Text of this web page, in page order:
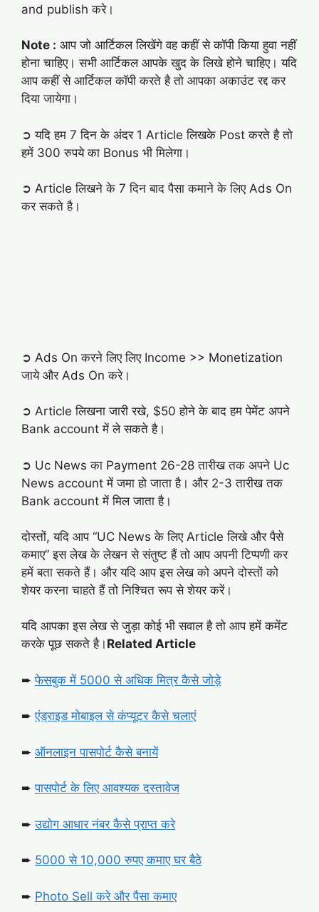
and publish करे।
Note : आप जो आर्टिकल लिखेंगे वह कहीं से कॉपी किया हुवा नहीं
होना चाहिए। सभी आर्टिकल आपके खुद के लिखे होने चाहिए। यदि
आप कहीं से आर्टिकल कॉपी करते है तो आपका अकाउंट रद्द कर
दिया जायेगा।
➲ यदि हम 7 दिन के अंदर 1 Article लिखके Post करते है तो
हमें 300 रुपये का Bonus भी मिलेगा।
➲ Article लिखने के 7 दिन बाद पैसा कमाने के लिए Ads On
कर सकते है।
➲ Ads On करने लिए लिए Income >> Monetization
जाये और Ads On करे।
➲ Article लिखना जारी रखे, $50 होने के बाद हम पेमेंट अपने
Bank account में ले सकते है।
➲ Uc News का Payment 26-28 तारीख तक अपने Uc
News account में जमा हो जाता है। और 2-3 तारीख तक
Bank account में मिल जाता है।
दोस्तों, यदि आप “UC News के लिए Article लिखे और पैसे
कमाए” इस लेख के लेखन से संतुष्ट हैं तो आप अपनी टिप्पणी कर
हमें बता सकते हैं। और यदि आप इस लेख को अपने दोस्तों को
शेयर करना चाहते हैं तो निश्चित रूप से शेयर करें।
यदि आपका इस लेख से जुड़ा कोई भी सवाल है तो आप हमें कमेंट
करके पूछ सकते है। Related Article
➨फेसबुक में 5000 से अधिक मित्र कैसे जोड़े
➨एंड्राइड मोबाइल से कंप्यूटर कैसे चलाएं
➨ ऑनलाइन पासपोर्ट कैसे बनायें
➨पासपोर्ट के लिए आवश्यक दस्तावेज
➨उद्योग आधार नंबर कैसे प्राप्त करे
➨ 5000 से 10,000 रुपए कमाए घर बैठे
➨ Photo Sell करे और पैसा कमाए